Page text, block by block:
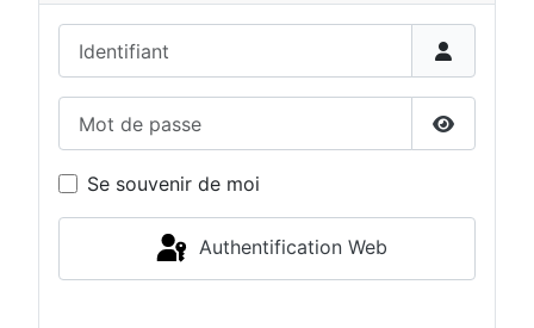
Afficher
Se souvenir de moi
Authentification Web